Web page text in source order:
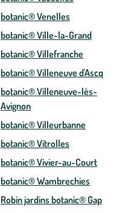
botanic® Venelles
botanic® Ville-la-Grand
botanic® Villefranche
botanic® Villeneuve d'Ascq
botanic® Villeneuve-lès-
Avignon
botanic® Villeurbanne
botanic® Vitrolles
botanic® Vivier-au-Court
botanic® Wambrechies
Robin jardins botanic® Gap